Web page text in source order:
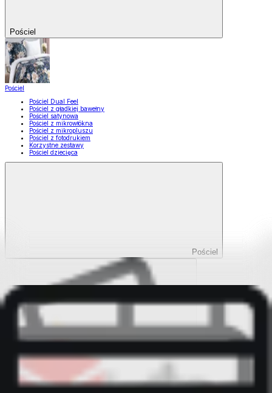
Pościel
Pościel
Pościel Dual Feel
Pościel z gładkiej bawełny
Pościel satynowa
Pościel z mikrowłókna
Pościel z mikropluszu
Pościel z fotodrukiem
Korzystne zestawy
Pościel dziecięca
Pościel
Pokaż wszystko